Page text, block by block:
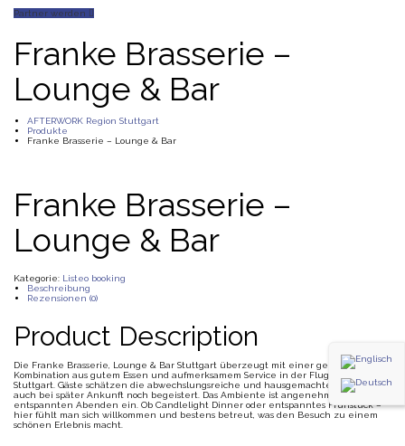
Partner werden
Franke Brasserie –
Lounge & Bar
AFTERWORK Region Stuttgart
Produkte
Franke Brasserie – Lounge & Bar
Franke Brasserie –
Lounge & Bar
Kategorie: Listeo booking
Beschreibung
Rezensionen (0)
Product Description
Die Franke Brasserie, Lounge & Bar Stuttgart überzeugt mit einer gelungenen
Kombination aus gutem Essen und aufmerksamem Service in der Flughafenstraße
Stuttgart. Gäste schätzen die abwechslungsreiche und hausgemachte Küche, die
auch bei später Ankunft noch begeistert. Das Ambiente ist angenehm und lädt zu
entspannten Abenden ein. Ob Candlelight Dinner oder entspanntes Frühstück –
hier fühlt man sich willkommen und bestens betreut, was den Besuch zu einem
schönen Erlebnis macht.